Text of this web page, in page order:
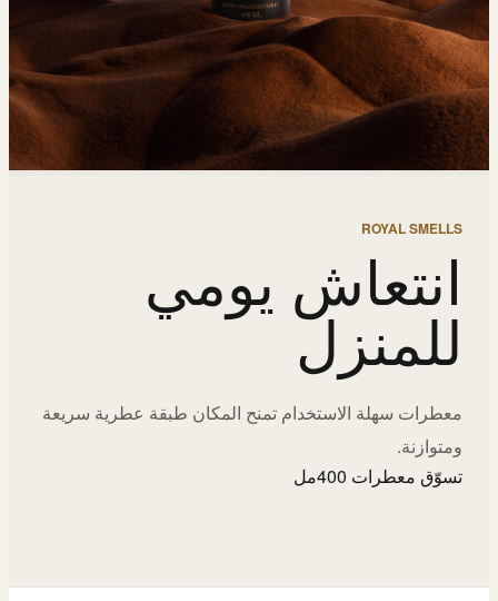
ROYAL SMELLS
انتعاش يومي
للمنزل
معطرات سهلة الاستخدام تمنح المكان طبقة عطرية سريعة
ومتوازنة.
تسوّق معطرات 400مل